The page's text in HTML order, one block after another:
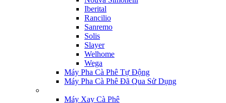
Iberital
Rancilio
Sanremo
Solis
Slayer
Welhome
Wega
Máy Pha Cà Phê Tự Động
Máy Pha Cà Phê Đã Qua Sử Dụng
Máy Xay Cà Phê